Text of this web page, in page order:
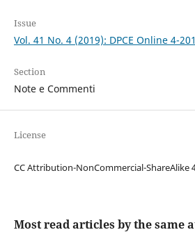
Issue
Vol. 41 No. 4 (2019): DPCE Online 4-
Section
Note e Commenti
License
CC Attribution-NonCommercial-ShareAlike
Most read articles by the same